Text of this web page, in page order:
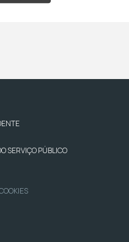
SERVIÇO PÚBLICO